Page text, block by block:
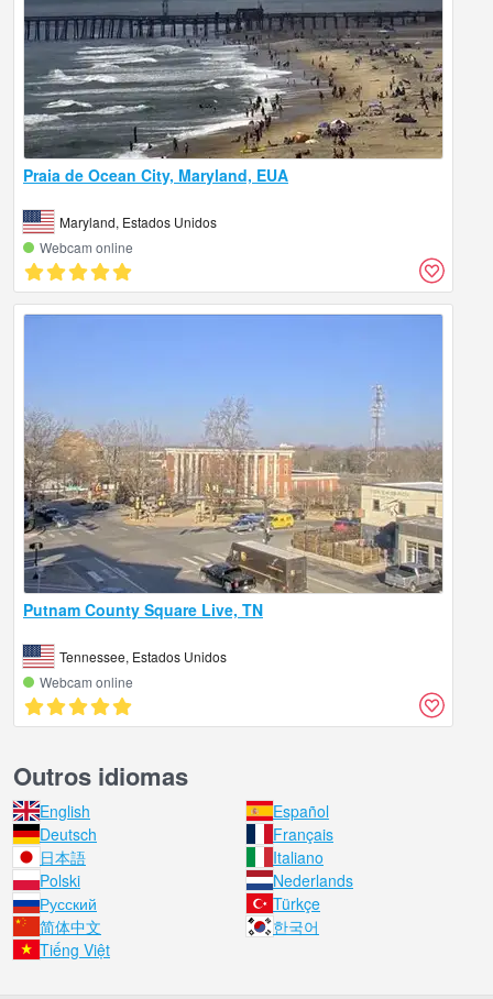
Praia de Ocean City, Maryland, EUA
Maryland, Estados Unidos
Webcam online
Putnam County Square Live, TN
Tennessee, Estados Unidos
Webcam online
Outros idiomas
English
Español
Deutsch
Français
日本語
Italiano
Polski
Nederlands
Русский
Türkçe
简体中文
한국어
Tiếng Việt